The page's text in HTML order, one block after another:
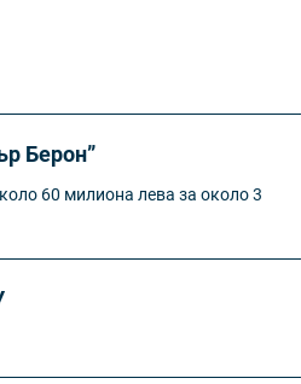
Берон”
60 милиона лева за около 3